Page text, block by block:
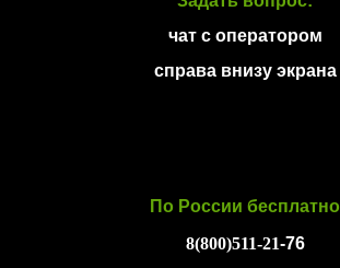
чат с оператором
справа внизу экрана
По России бесплатно
8(800)511-21-76